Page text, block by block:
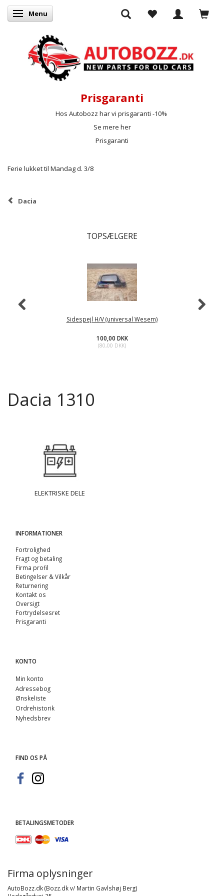
Skifte navigation
Menu
Prisgaranti
Hos Autobozz har vi prisgaranti -10%
Se mere her
Prisgaranti
Ferie lukket til Mandag d. 3/8
Dacia
TOPSÆLGERE
Sidespejl H/V (universal Wesem)
100,00 DKK
(80,00 DKK)
Dacia 1310
ELEKTRISKE DELE
INFORMATIONER
Fortrolighed
Fragt og betaling
Firma profil
Betingelser & Vilkår
Returnering
Kontakt os
Oversigt
Fortrydelsesret
Prisgaranti
KONTO
Min konto
Adressebog
Ønskeliste
Ordrehistorik
Nyhedsbrev
FIND OS PÅ
BETALINGSMETODER
Firma oplysninger
AutoBozz.dk (Bozz.dk v/ Martin Gavlshøj Berg)